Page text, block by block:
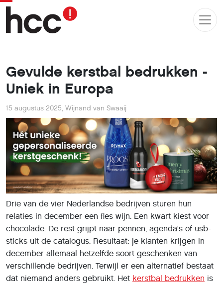
Gevulde kerstbal bedrukken -
Uniek in Europa
15 augustus 2025, Wijnand van Swaaij
Drie van de vier Nederlandse bedrijven sturen hun
relaties in december een fles wijn. Een kwart kiest voor
chocolade. De rest grijpt naar pennen, agenda's of usb-
sticks uit de catalogus. Resultaat: je klanten krijgen in
december allemaal hetzelfde soort geschenken van
verschillende bedrijven. Terwijl er een alternatief bestaat
dat niemand anders gebruikt. Het kerstbal bedrukken is